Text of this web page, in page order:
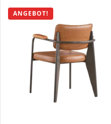
ANGEBOT!